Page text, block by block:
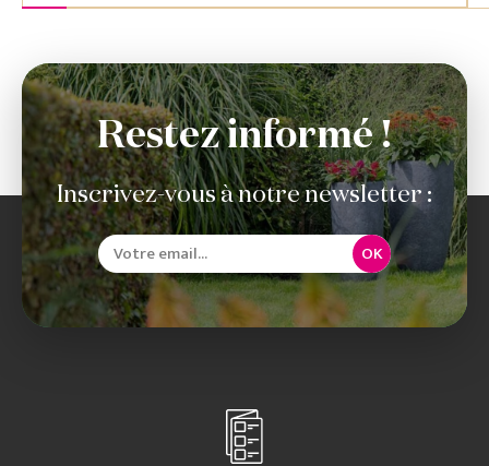
Restez informé !
Inscrivez-vous à notre newsletter :
OK